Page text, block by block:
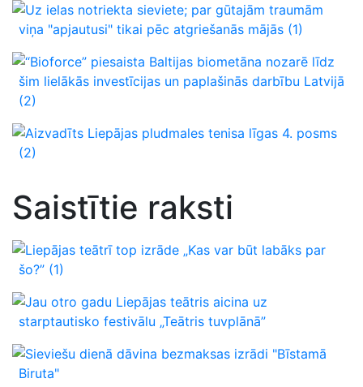
Uz ielas notriekta sieviete; par gūtajām traumām
viņa "apjautusi" tikai pēc atgriešanās mājās (1)
“Bioforce” piesaista Baltijas biometāna nozarē līdz
šim lielākās investīcijas un paplašinās darbību Latvijā
(2)
Aizvadīts Liepājas pludmales tenisa līgas 4. posms
(2)
Saistītie raksti
Liepājas teātrī top izrāde „Kas var būt labāks par
šo?” (1)
Jau otro gadu Liepājas teātris aicina uz
starptautisko festivālu „Teātris tuvplānā”
Sieviešu dienā dāvina bezmaksas izrādi "Bīstamā
Biruta"